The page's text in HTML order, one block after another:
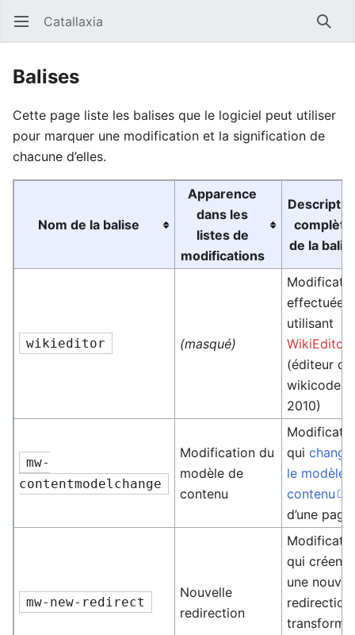
Ouvrir le menu principal Catallaxia
Balises
Cette page liste les balises que le logiciel peut utiliser
pour marquer une modification et la signification de
chacune d’elles.
Nom de la balise
Apparence
dans les
listes de
modifications
complète
de la
wikieditor (masqué)
effectuées
utilisant
WikiEditor
(éditeur de
wikicode
2010)
mw-
contentmodelchange
Modification du
modèle de
contenu
qui
le modèle
contenu
d’une page
mw-new-redirect
Nouvelle
redirection
qui créent
une
redirection